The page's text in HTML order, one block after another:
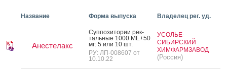
Название Форма выпуска Владелец рег. уд.
Анестелакс
Суп­по­зито­рии рек­
таль­ные 1000 МЕ+50
мг: 5 или 10 шт.
РУ: ЛП-008607 от
10.10.22
УСОЛЬЕ-
СИБИРСКИЙ
ХИМФАРМЗАВОД
(Россия)